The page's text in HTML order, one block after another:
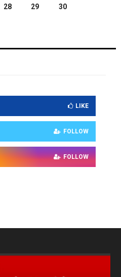
28 29
30
LIKE
FOLLOW
FOLLOW